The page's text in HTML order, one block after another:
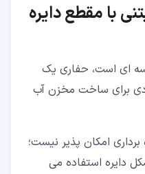
با مقطع دایره
ای است، حفاری یک
برای ساخت مخزن آب
امکان پذیر نیست؛
دایره استفاده می